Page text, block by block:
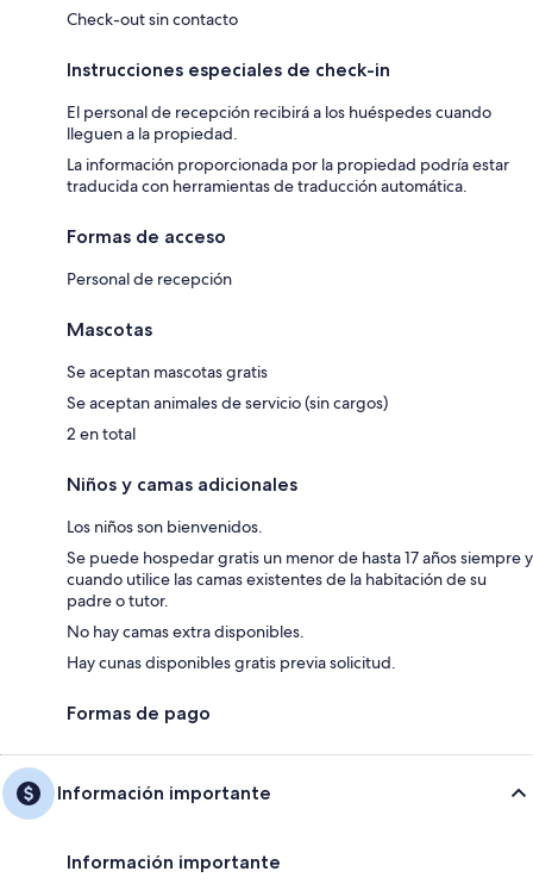
Check-out sin contacto
Instrucciones especiales de check-in
El personal de recepción recibirá a los huéspedes cuando
lleguen a la propiedad.
La información proporcionada por la propiedad podría estar
traducida con herramientas de traducción automática.
Formas de acceso
Personal de recepción
Mascotas
Se aceptan mascotas gratis
Se aceptan animales de servicio (sin cargos)
2 en total
Niños y camas adicionales
Los niños son bienvenidos.
Se puede hospedar gratis un menor de hasta 17 años siempre y
cuando utilice las camas existentes de la habitación de su
padre o tutor.
No hay camas extra disponibles.
Hay cunas disponibles gratis previa solicitud.
Formas de pago
Información importante
Información importante